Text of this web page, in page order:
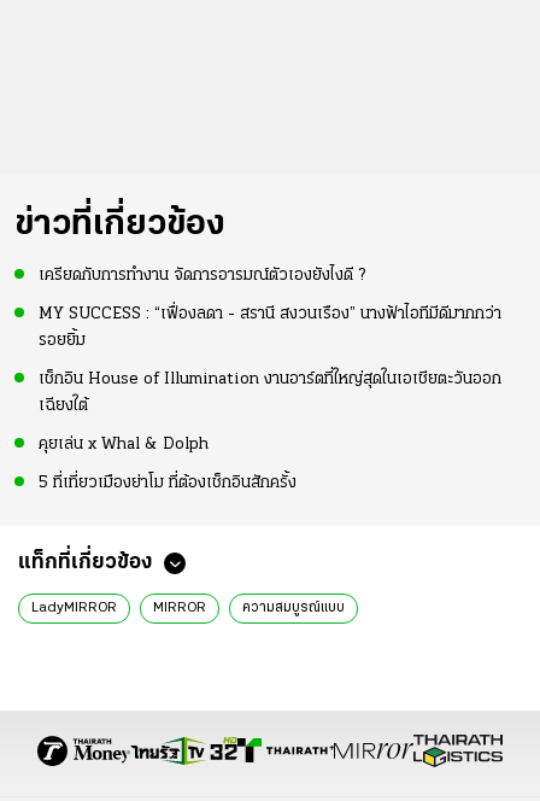
ข่าวที่เกี่ยวข้อง
เครียดกับการทำงาน จัดการอารมณ์ตัวเองยังไงดี ?
MY SUCCESS : “เฟื่องลดา - สรานี สงวนเรือง” นางฟ้าไอทีมีดีมากกว่า
รอยยิ้ม
เช็กอิน House of Illumination งานอาร์ตที่ใหญ่สุดในเอเชียตะวันออก
เฉียงใต้
คุยเล่น x Whal & Dolph
5 ที่เที่ยวเมืองย่าโม ที่ต้องเช็กอินสักครั้ง
แท็กที่เกี่ยวข้อง
LadyMIRROR MIRROR ความสมบูรณ์แบบ